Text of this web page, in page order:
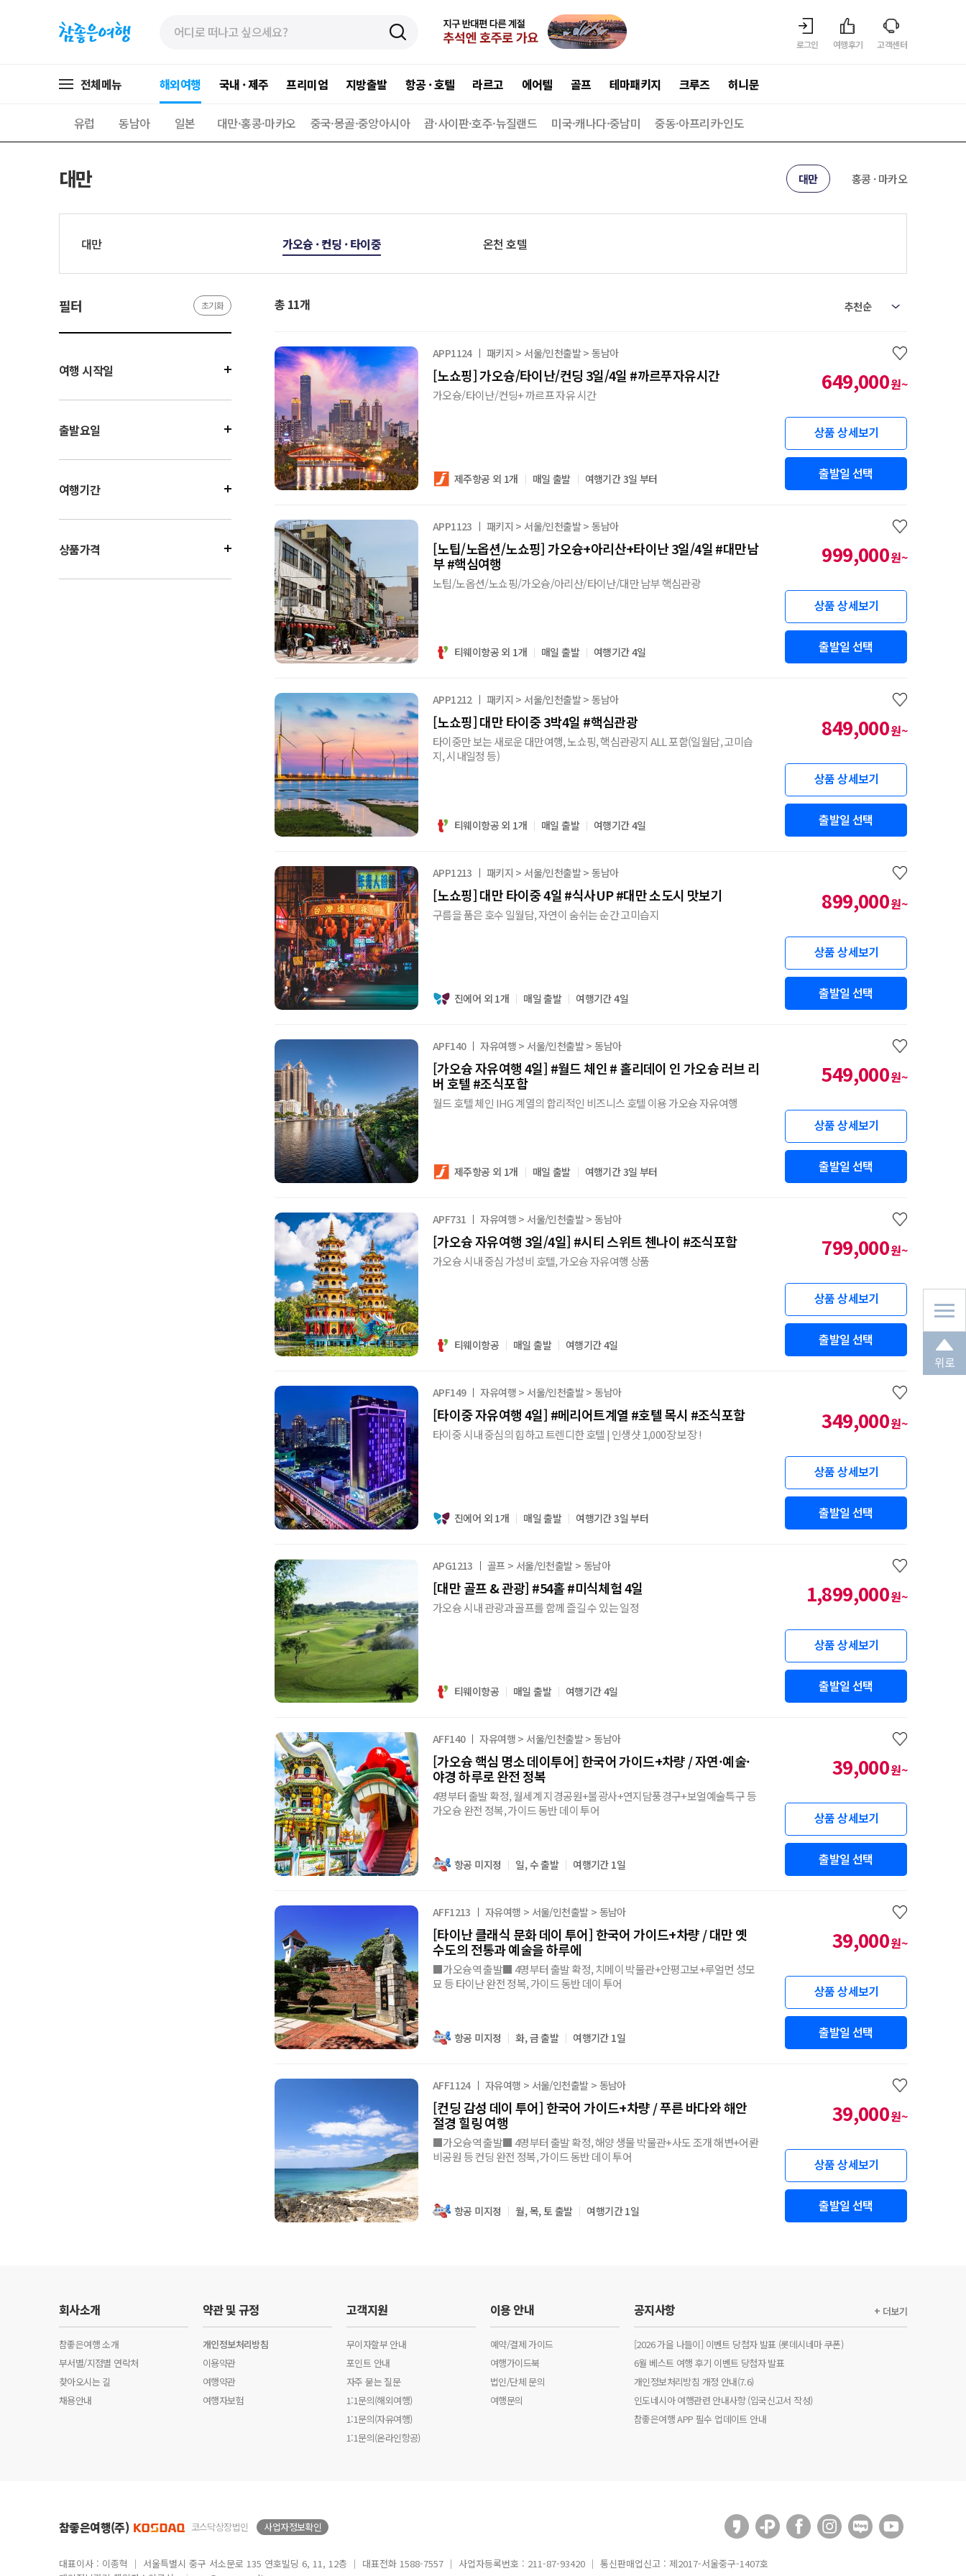
로그인 여행후기 고객센터
전체메뉴 해외여행 국내 · 제주 프리미엄 지방출발 항공 · 호텔 라르고 에어텔 골프 테마패키지 크루즈 허니문
유럽 동남아 일본 대만·홍콩·마카오 중국·몽골·중앙아시아 괌·사이판·호주·뉴질랜드 미국·캐나다·중남미 중동·아프리카·인도
위로
대만 대만 홍콩 · 마카오
대만 가오슝 · 컨딩 · 타이중 온천 호텔
필터 초기화
여행 시작일
출발요일
여행기간
상품가격
총 11개
APP1124 패키지 > 서울/인천출발 > 동남아
[노쇼핑] 가오슝/타이난/컨딩 3일/4일 #까르푸자유시간
가오슝/타이난/컨딩+ 까르프 자유 시간
제주항공 외 1개 매일 출발 여행기간 3일 부터
649,000원~
상품 상세보기
출발일 선택
APP1123 패키지 > 서울/인천출발 > 동남아
[노팁/노옵션/노쇼핑] 가오슝+아리산+타이난 3일/4일 #대만남
부 #핵심여행
노팁/노옵션/노쇼핑/가오슝/아리산/타이난/대만 남부 핵심관광
티웨이항공 외 1개 매일 출발 여행기간 4일
999,000원~
상품 상세보기
출발일 선택
APP1212 패키지 > 서울/인천출발 > 동남아
[노쇼핑] 대만 타이중 3박4일 #핵심관광
타이중만 보는 새로운 대만여행, 노쇼핑, 핵심관광지 ALL 포함(일월담, 고미습
지, 시내일정 등)
티웨이항공 외 1개 매일 출발 여행기간 4일
849,000원~
상품 상세보기
출발일 선택
APP1213 패키지 > 서울/인천출발 > 동남아
[노쇼핑] 대만 타이중 4일 #식사UP #대만 소도시 맛보기
구름을 품은 호수 일월담, 자연이 숨쉬는 순간 고미습지
진에어 외 1개 매일 출발 여행기간 4일
899,000원~
상품 상세보기
출발일 선택
APF140 자유여행 > 서울/인천출발 > 동남아
[가오슝 자유여행 4일] #월드 체인 # 홀리데이 인 가오슝 러브 리
버 호텔 #조식포함
월드 호텔 체인 IHG 계열의 합리적인 비즈니스 호텔 이용 가오슝 자유여행
제주항공 외 1개 매일 출발 여행기간 3일 부터
549,000원~
상품 상세보기
출발일 선택
APF731 자유여행 > 서울/인천출발 > 동남아
[가오슝 자유여행 3일/4일] #시티 스위트 첸나이 #조식포함
가오슝 시내 중심 가성비 호텔, 가오슝 자유여행 상품
티웨이항공 매일 출발 여행기간 4일
799,000원~
상품 상세보기
출발일 선택
APF149 자유여행 > 서울/인천출발 > 동남아
[타이중 자유여행 4일] #메리어트계열 #호텔 목시 #조식포함
타이중 시내 중심의 힙하고 트렌디한 호텔 | 인생샷 1,000장 보장 !
진에어 외 1개 매일 출발 여행기간 3일 부터
349,000원~
상품 상세보기
출발일 선택
APG1213 골프 > 서울/인천출발 > 동남아
[대만 골프 & 관광] #54홀 #미식체험 4일
가오슝 시내 관광과 골프를 함께 즐길 수 있는 일정
티웨이항공 매일 출발 여행기간 4일
1,899,000원~
상품 상세보기
출발일 선택
AFF140 자유여행 > 서울/인천출발 > 동남아
[가오슝 핵심 명소 데이투어] 한국어 가이드+차량 / 자연·예술·
야경 하루로 완전 정복
4명부터 출발 확정, 월세계 지경공원+불광사+연지담풍경구+보얼예술특구 등
가오슝 완전 정복, 가이드 동반 데이 투어
항공 미지정 일, 수 출발 여행기간 1일
39,000원~
상품 상세보기
출발일 선택
AFF1213 자유여행 > 서울/인천출발 > 동남아
[타이난 클래식 문화 데이 투어] 한국어 가이드+차량 / 대만 옛
수도의 전통과 예술을 하루에
■가오슝역 출발■ 4명부터 출발 확정, 치메이 박물관+안평고보+루얼먼 성모
묘 등 타이난 완전 정복, 가이드 동반 데이 투어
항공 미지정 화, 금 출발 여행기간 1일
39,000원~
상품 상세보기
출발일 선택
AFF1124 자유여행 > 서울/인천출발 > 동남아
[컨딩 감성 데이 투어] 한국어 가이드+차량 / 푸른 바다와 해안
절경 힐링 여행
■가오슝역 출발■ 4명부터 출발 확정, 해양 생물 박물관+사도 조개 해변+어롼
비공원 등 컨딩 완전 정복, 가이드 동반 데이 투어
항공 미지정 월, 목, 토 출발 여행기간 1일
39,000원~
상품 상세보기
출발일 선택
회사소개
참좋은여행 소개
부서별/지점별 연락처
찾아오시는 길
채용안내
약관 및 규정
개인정보처리방침
이용약관
여행약관
여행자보험
고객지원
무이자할부 안내
포인트 안내
자주 묻는 질문
1:1문의(해외여행)
1:1문의(자유여행)
1:1문의(온라인항공)
이용 안내
예약/결제 가이드
여행가이드북
법인/단체 문의
여행문의
공지사항 + 더보기
[2026 가을 나들이] 이벤트 당첨자 발표 (롯데시네마 쿠폰)
6월 베스트 여행 후기 이벤트 당첨자 발표
개인정보처리방침 개정 안내(7.6)
인도네시아 여행관련 안내사항 (입국신고서 작성)
참좋은여행 APP 필수 업데이트 안내
참좋은여행(주) 코스닥상장법인 사업자정보확인
대표이사 : 이종혁 │ 서울특별시 중구 서소문로 135 연호빌딩 6, 11, 12층 │ 대표전화 1588-7557 │ 사업자등록번호 : 211-87-93420 │ 통신판매업신고 : 제2017-서울중구-1407호